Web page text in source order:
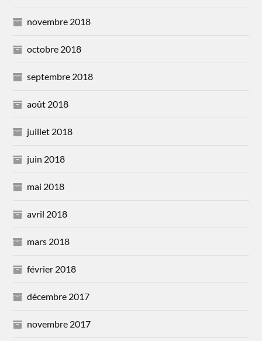
novembre 2018
octobre 2018
septembre 2018
août 2018
juillet 2018
juin 2018
mai 2018
avril 2018
mars 2018
février 2018
décembre 2017
novembre 2017